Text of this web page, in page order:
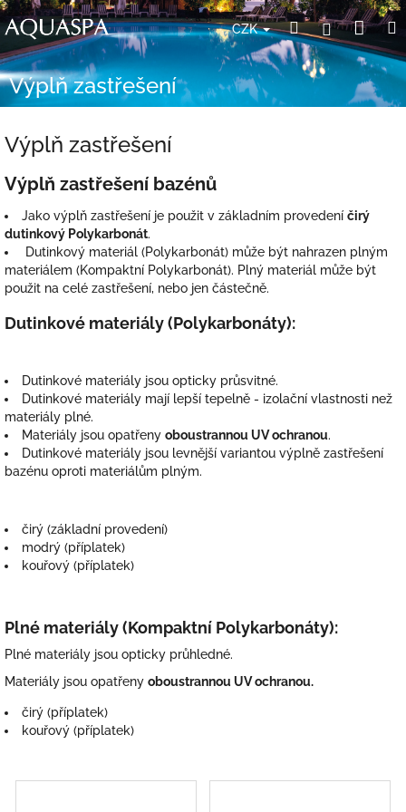
Přejít
na
obsah
CZK HledatPřihlášení
Výplň zastřešení
Výplň zastřešení
Výplň zastřešení bazénů
Jako výplň zastřešení je použit v základním provedení čirý
dutinkový Polykarbonát.
Dutinkový materiál (Polykarbonát) může být nahrazen plným
materiálem (Kompaktní Polykarbonát). Plný materiál může být
použit na celé zastřešení, nebo jen částečně.
Dutinkové materiály (Polykarbonáty):
Dutinkové materiály jsou opticky průsvitné.
Dutinkové materiály mají lepší tepelně - izolační vlastnosti než
materiály plné.
Materiály jsou opatřeny oboustrannou UV ochranou.
Dutinkové materiály jsou levnější variantou výplně zastřešení
bazénu oproti materiálům plným.
čirý (základní provedení)
modrý (příplatek)
kouřový (příplatek)
Plné materiály (Kompaktní Polykarbonáty):
Plné materiály jsou opticky průhledné.
Materiály jsou opatřeny oboustrannou UV ochranou.
čirý (příplatek)
kouřový (příplatek)